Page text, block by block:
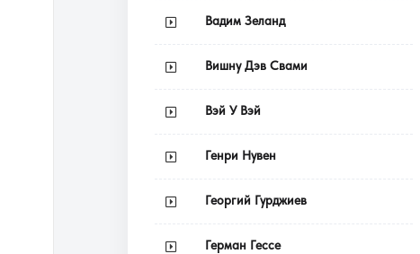
Вадим Зеланд
Вишну Дэв Свами
Вэй У Вэй
Генри Нувен
Георгий Гурджиев
Герман Гессе